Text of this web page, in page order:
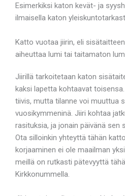
Esimerkiksi katon kevät- ja
ilmaisella katon
Katto vuotaa jiirin, eli
aiheuttaa lumi tai taitamaton
Jiirillä tarkoitetaan katon
kaksi lapetta kohtaavat
tiivis, mutta tilanne voi muuttua
vuosikymmeninä. Jiiri kohtaa
rasituksia, ja jonain päivänä sen
Ota silloinkin yhteyttä tähän
korjaaminen ei ole maailman
meillä on rutkasti pätevyyttä
Kirkkonummella.